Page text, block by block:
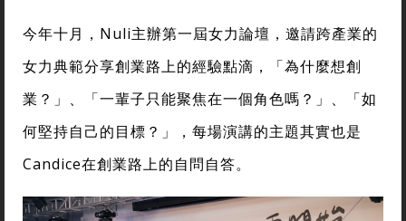
今年十月，Nuli主辦第一屆女力論壇，邀請跨產業的
女力典範分享創業路上的經驗點滴，「為什麼想創
業？」、「一輩子只能聚焦在一個角色嗎？」、「如
何堅持自己的目標？」，每場演講的主題其實也是
Candice在創業路上的自問自答。